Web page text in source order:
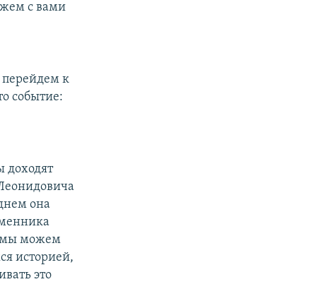
с вами
перейдем к
событие:
доходят
она
мы можем
историей,
это